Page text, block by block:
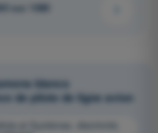
sur 1080
blancs
de pilote de ligne avion
et Systèmes, électricité,